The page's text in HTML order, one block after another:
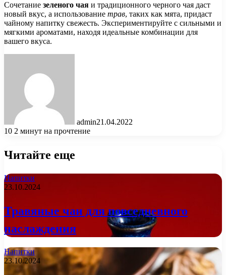
Сочетание зеленого чая и традиционного черного чая даст
новый вкус, а использование трав, таких как мята, придаст
чайному напитку свежесть. Экспериментируйте с сильными и
мягкими ароматами, находя идеальные комбинации для
вашего вкуса.
admin21.04.2022
10 2 минут на прочтение
Читайте еще
Напитки
23.10.2024
Травяные чаи для повседневного
наслаждения
Напитки
23.10.2024